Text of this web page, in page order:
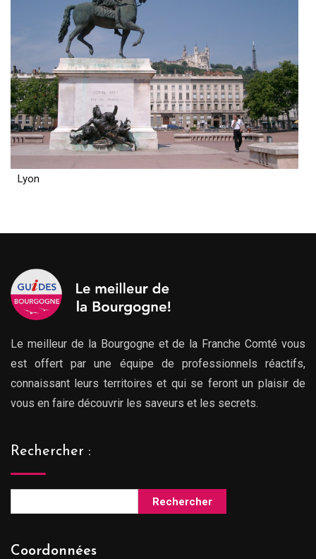
Lyon
Le meilleur de la Bourgogne et de la Franche Comté vous
est offert par une équipe de professionnels réactifs,
connaissant leurs territoires et qui se feront un plaisir de
vous en faire découvrir les saveurs et les secrets.
Rechercher :
Rechercher
Coordonnées